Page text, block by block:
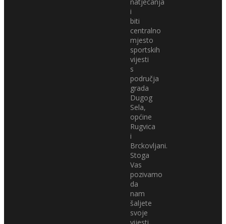
i
biti
centralno
mjesto
sportskih
vijesti
s
područja
grada
Dugog
Sela,
općine
Rugvica
i
Brckovljani.
Stoga
Vas
pozivamo
da
nam
šaljete
svoje